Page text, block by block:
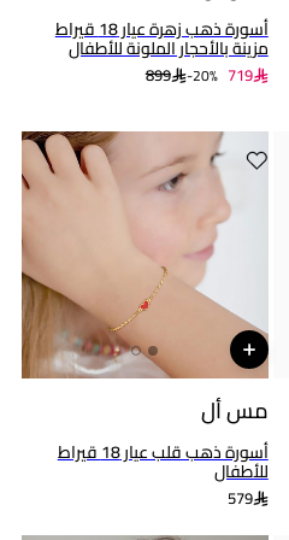
أسورة ذهب زهرة عيار 18 قيراط
مزينة بالأحجار الملونة للأطفال
899 20%- 719
مس أل
أسورة ذهب قلب عيار 18 قيراط
للأطفال
579